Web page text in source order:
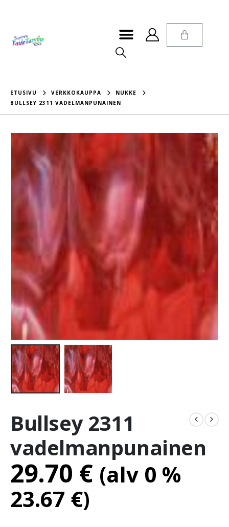
ETUSIVU VERKKOKAUPPA
NUKKE
BULLSEY 2311 VADELMANPUNAINEN
Bullsey 2311
vadelmanpunainen
29.70 € (alv 0 %
23.67 €)